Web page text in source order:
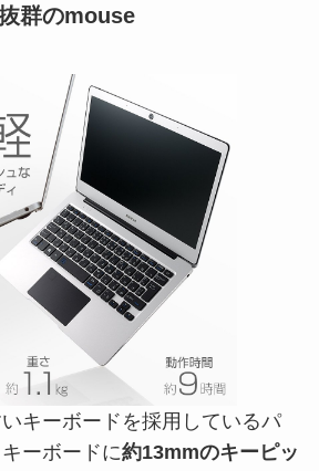
群のmouse
キーボードを採用しているパ
ーボードに約13mmのキーピッ